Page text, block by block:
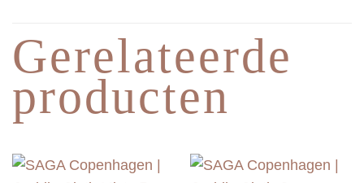
Gerelateerde
producten